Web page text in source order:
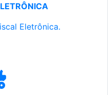
Eletrônica.